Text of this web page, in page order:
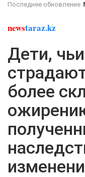
Последнее обновление
newstaraz.kz
Дети,
более